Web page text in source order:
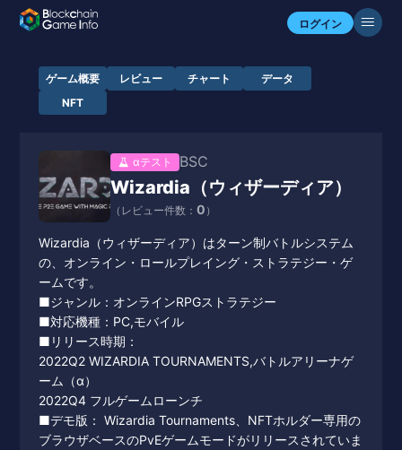
ログイン
ゲーム概要 レビュー チャート
データ
NFT
αテスト BSC
Wizardia（ウィザーディア）
（レビュー件数： 0 ）
Wizardia（ウィザーディア）はターン制バトルシステム
の、オンライン・ロールプレイング・ストラテジー・ゲ
ームです。
■ジャンル：オンラインRPGストラテジー
■対応機種：PC,モバイル
■リリース時期：
2022Q2 WIZARDIA TOURNAMENTS,バトルアリーナゲ
ーム（α）
2022Q4 フルゲームローンチ
■デモ版： Wizardia Tournaments、NFTホルダー専用の
ブラウザベースのPvEゲームモードがリリースされていま